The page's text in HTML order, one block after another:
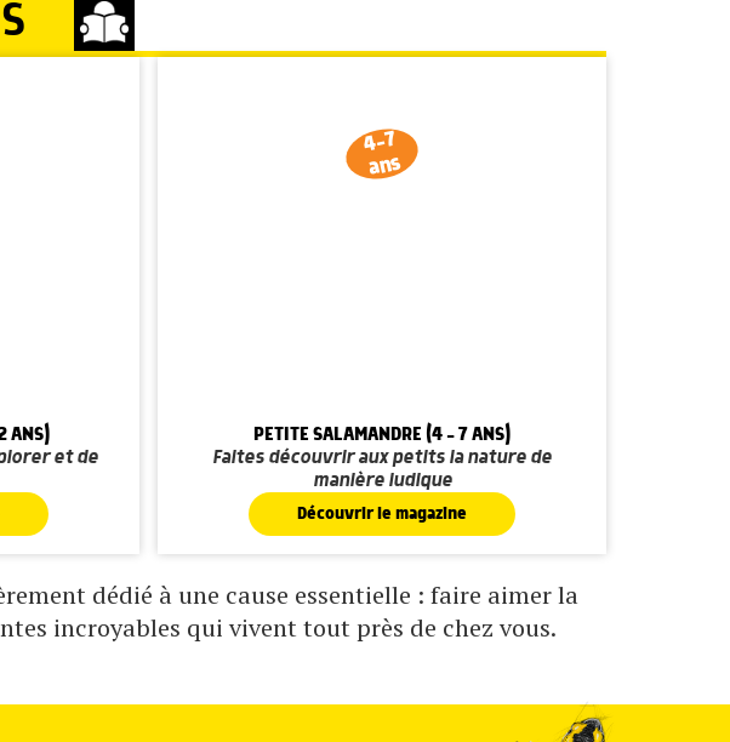
ANS)
et de
4-7
ans
PETITE SALAMANDRE (4 - 7 ANS)
Faites découvrir aux petits la nature de
manière ludique
Découvrir le magazine
dédié à une cause essentielle : faire aimer la
incroyables qui vivent tout près de chez vous.